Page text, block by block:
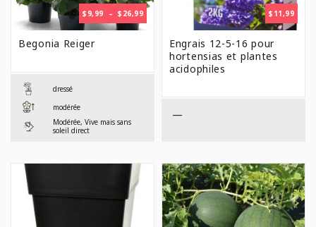
$ 9,99 – $ 26,99PLAGE
DE
Begonia Reiger
dressé
modérée
Modérée, Vive mais sans
soleil direct
$ 11,99
Engrais 12-5-16 pour
hortensias et plantes
acidophiles
—